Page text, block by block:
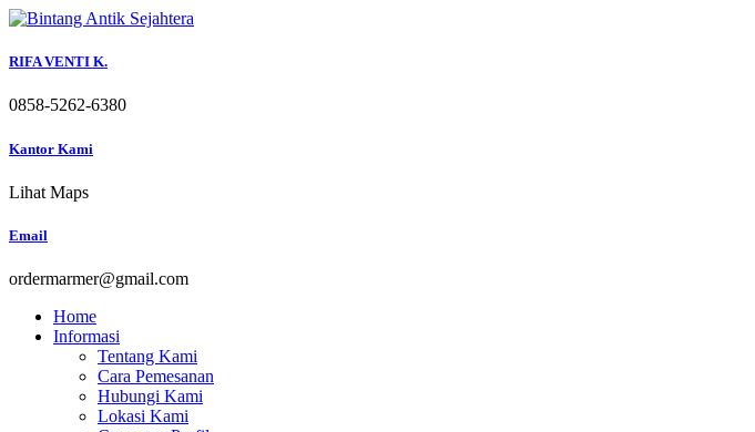
Skip
content
RIFA VENTI K.
0858-5262-6380
Kantor Kami
Lihat Maps
Email
ordermarmer@gmail.com
Home
Informasi
Tentang Kami
Cara Pemesanan
Hubungi Kami
Lokasi Kami